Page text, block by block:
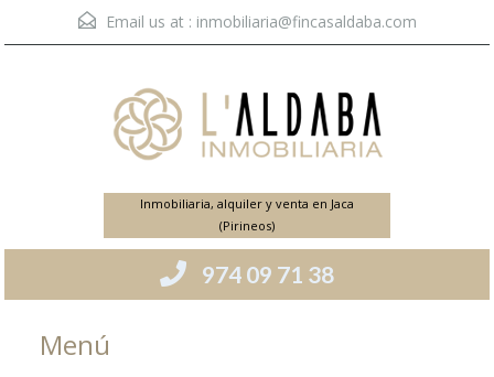
Email us at : inmobiliaria@fincasaldaba.com
Inmobiliaria, alquiler y venta en Jaca
(Pirineos)
974 09 71 38
Menú